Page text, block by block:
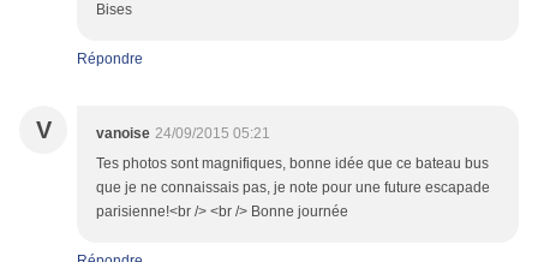
Bises
Répondre
V vanoise 24/09/2015 05:21
Tes photos sont magnifiques, bonne idée que ce bateau bus
que je ne connaissais pas, je note pour une future escapade
parisienne!<br /> <br /> Bonne journée